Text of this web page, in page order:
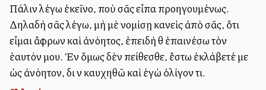
Πάλιν λέγω ἐκεῖνο, ποὺ σᾶς εἶπα προηγουμένως.
Δηλαδὴ σᾶς λέγω, μὴ μὲ νομίσῃ κανεὶς ἀπὸ σᾶς, ὅτι
εἶμαι ἄφρων καὶ ἀνόητος, ἐπειδὴ θὰ ἐπαινέσω τὸν
ἑαυτόν μου. Ἐὰν ὅμως δὲν πείθεσθε, ἔστω ἐκλάβετέ με
ὡς ἀνόητον, διὰ νὰ καυχηθῶ καὶ ἐγὼ ὀλίγον τι.